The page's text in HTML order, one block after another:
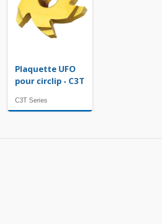
Plaquette UFO
pour circlip - C3T
C3T Series